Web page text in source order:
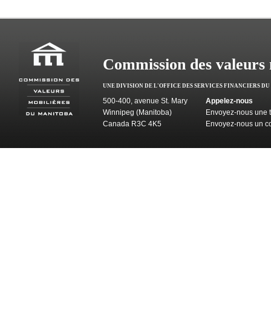
Commission des
UNE DIVISION DE L'OFFICE DES SERVICES FINANCIERS
500-400, avenue St. Mary
Winnipeg (Manitoba)
Canada R3C 4K5
Appelez-nous
Envoyez-nous une
Envoyez-nous un